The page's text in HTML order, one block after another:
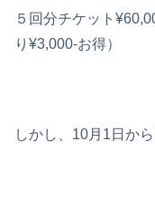
５回分チケット
り¥3,000-お得）
しかし、10月1日から